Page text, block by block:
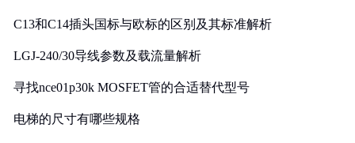
C13和C14插头国标与欧标的区别及其标准解析
LGJ-240/30导线参数及载流量解析
寻找nce01p30k MOSFET管的合适替代型号
电梯的尺寸有哪些规格